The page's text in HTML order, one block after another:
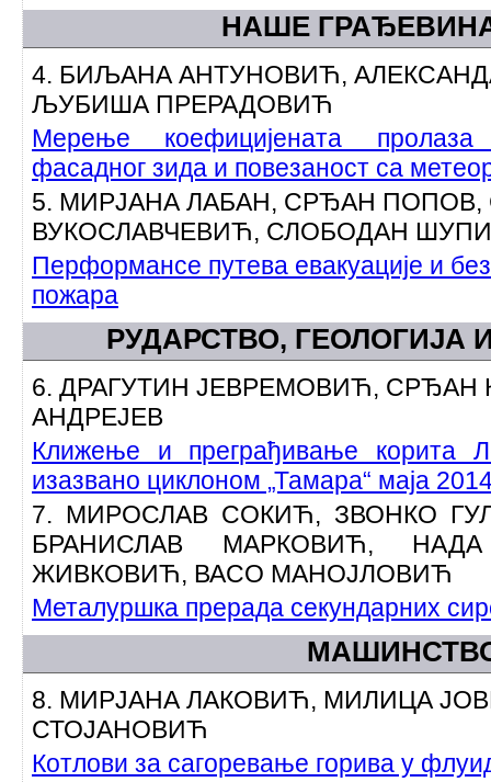
НАШЕ
4. БИЉАНА АНТУНОВИЋ,
ЉУБИША ПРЕРАДОВИЋ
Мерење коефицијената пролаза
фасадног зида и повезаност са
5. МИРЈАНА ЛАБАН, СРЂАН ПОПОВ,
ВУКОСЛАВЧЕВИЋ, СЛОБОДАН
Перформансе путева евакуације и
пожара
РУДАРСТВО, ГЕОЛОГИЈА
6. ДРАГУТИН ЈЕВРЕМОВИЋ, СРЂАН
АНДРЕЈЕВ
Клижење и преграђивање корита
изазвано циклоном „Тамара“ маја
7. МИРОСЛАВ СОКИЋ, ЗВОНКО
БРАНИСЛАВ МАРКОВИЋ,
ЖИВКОВИЋ, ВАСО МАНОЈЛОВИЋ
Металуршка прерада секундарних
8. МИРЈАНА ЛАКОВИЋ, МИЛИЦА
СТОЈАНОВИЋ
Котлови за сагоревање горива у